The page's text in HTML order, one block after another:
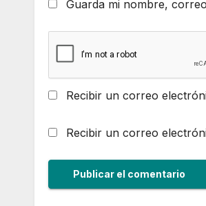
Guarda mi nombre,
Recibir un correo
Recibir un correo